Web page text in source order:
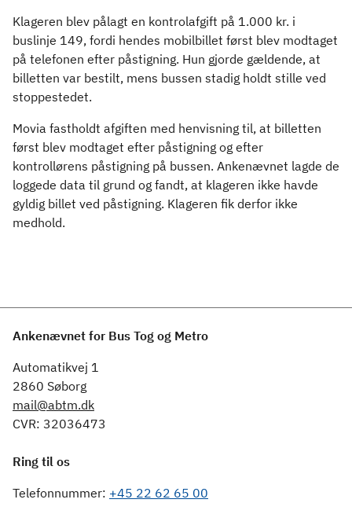
Klageren blev pålagt en kontrolafgift på 1.000 kr. i
buslinje 149, fordi hendes mobilbillet først blev modtaget
på telefonen efter påstigning. Hun gjorde gældende, at
billetten var bestilt, mens bussen stadig holdt stille ved
stoppestedet.
Movia fastholdt afgiften med henvisning til, at billetten
først blev modtaget efter påstigning og efter
kontrollørens påstigning på bussen. Ankenævnet lagde de
loggede data til grund og fandt, at klageren ikke havde
gyldig billet ved påstigning. Klageren fik derfor ikke
medhold.
Ankenævnet for Bus Tog og Metro
Automatikvej 1
2860 Søborg
mail@abtm.dk
CVR: 32036473
Ring til os
Telefonnummer: +45 22 62 65 00